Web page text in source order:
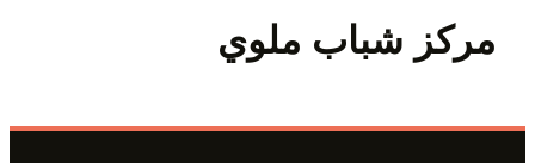
مركز شباب ملوي